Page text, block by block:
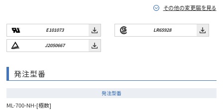
その他の変更届を見る
E101073 LR65928
J2050667
発注型番
発注型番
ML-700-NH-[極数]